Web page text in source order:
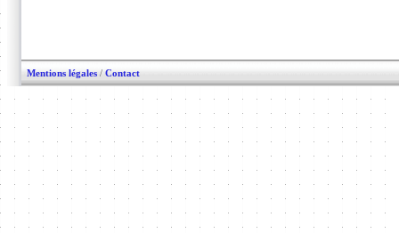
Mentions légales / Contact